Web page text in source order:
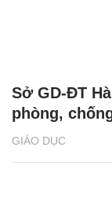
GIÁO DỤC
Sở GD-ĐT
phòng,